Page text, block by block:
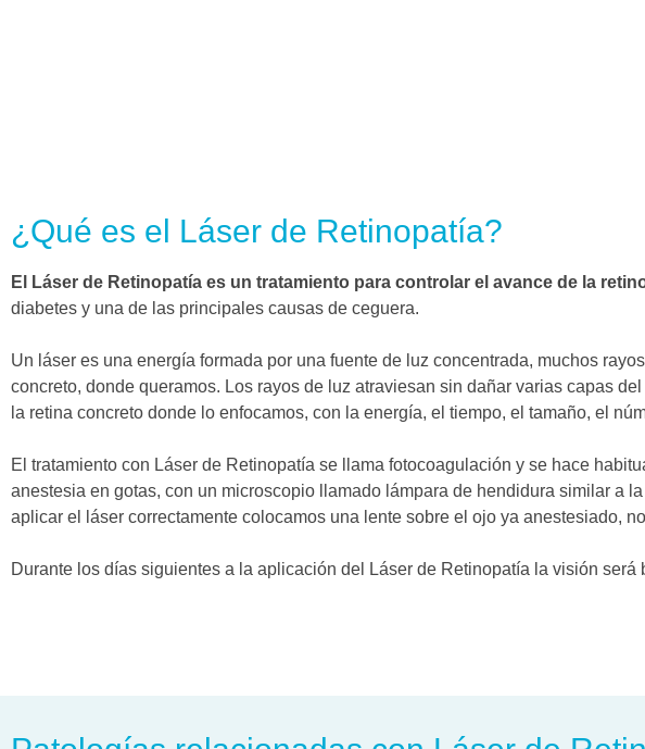
¿Qué es el Láser de Retinopatía?
El Láser de Retinopatía es un tratamiento para controlar el avance de la
diabetes y una de las principales causas de ceguera.
Un láser es una energía formada por una fuente de luz concentrada, muchos
concreto, donde queramos. Los rayos de luz atraviesan sin dañar varias capas
la retina concreto donde lo enfocamos, con la energía, el tiempo, el tamaño, el
El tratamiento con Láser de Retinopatía se llama fotocoagulación y se hace
anestesia en gotas, con un microscopio llamado lámpara de hendidura similar a
aplicar el láser correctamente colocamos una lente sobre el ojo ya anestesiado,
Durante los días siguientes a la aplicación del Láser de Retinopatía la visión